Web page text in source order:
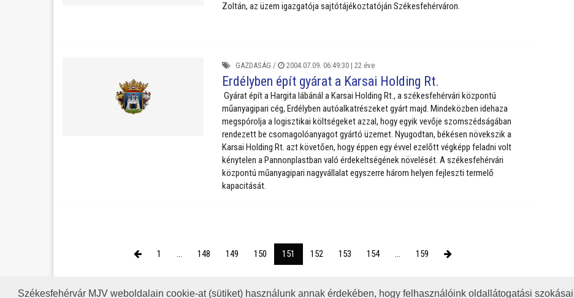
Székesfehérvár MJV weboldalain cookie-at (sütiket) használunk annak érdekében, hogy felhasználóink oldallátogatási
Zoltán, az üzem igazgatója sajtótájékoztatóján Székesfehérváron.
GAZDASÁG / 2004.07.09. 06:49:30 | 22 éve
Erdélyben épít gyárat a Karsai Holding Rt.
Gyárat épít a Hargita lábánál a Karsai Holding Rt., a székesfehérvári központú
műanyagipari cég, Erdélyben autóalkatrészeket gyárt majd. Mindeközben idehaza
megspórolja a logisztikai költségeket azzal, hogy egyik vevője szomszédságában
rendezett be csomagolóanyagot gyártó üzemet. Nyugodtan, békésen növekszik a
Karsai Holding Rt. azt követően, hogy éppen egy évvel ezelőtt végképp feladni volt
kénytelen a Pannonplastban való érdekeltségének növelését. A székesfehérvári
központú műanyagipari nagyvállalat egyszerre három helyen fejleszti termelő
kapacitását.
1 148 149 150 151 152 153 154 159